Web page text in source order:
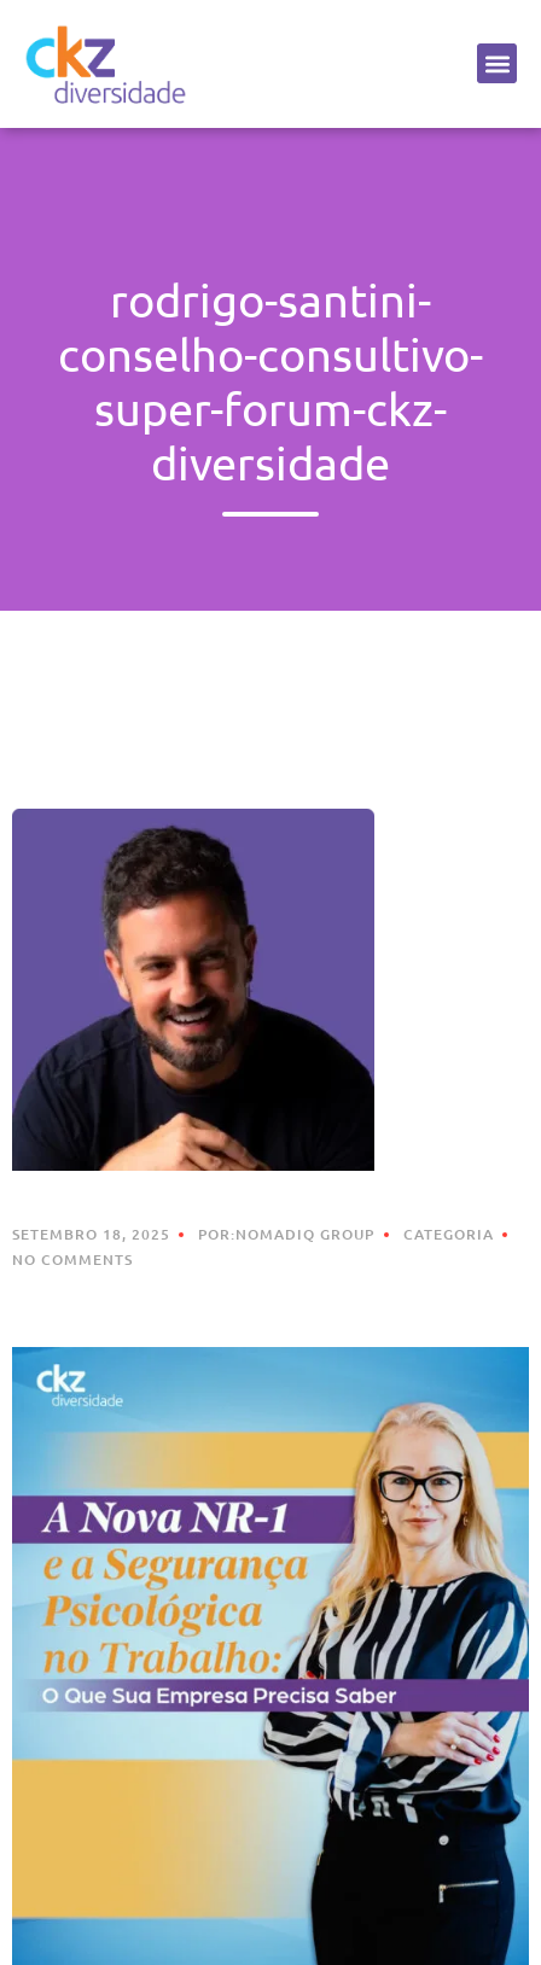
rodrigo-santini-
conselho-consultivo-
super-forum-ckz-
diversidade
SETEMBRO 18, 2025 POR:NOMADIQ GROUP
CATEGORIA
NO COMMENTS